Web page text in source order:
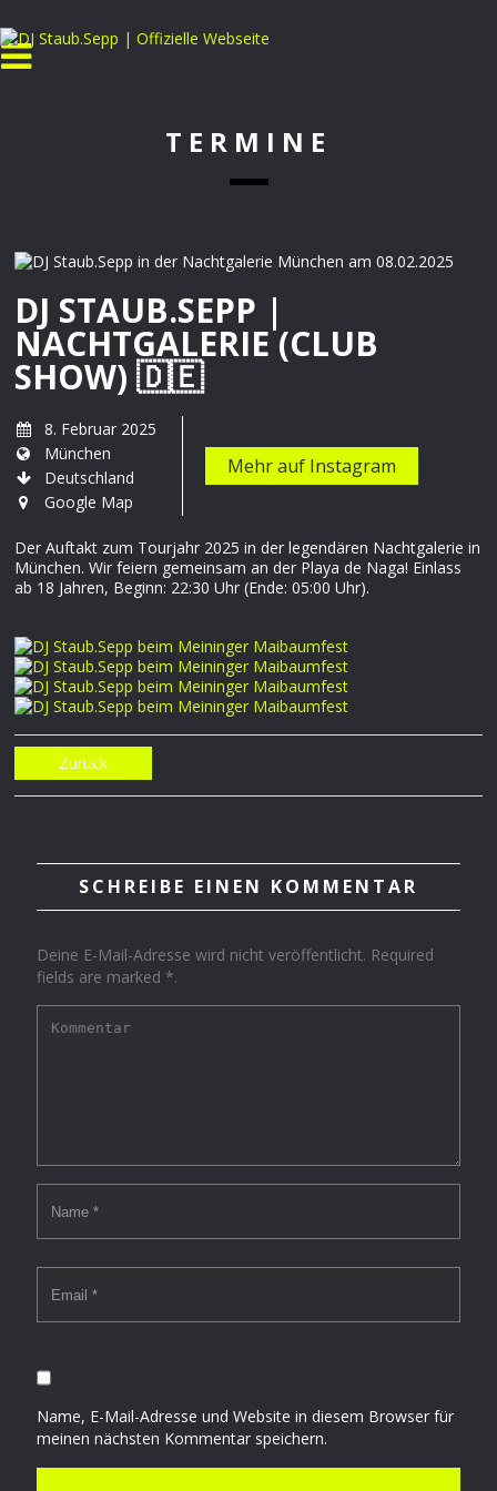
TERMINE
DJ STAUB.SEPP |
NACHTGALERIE (CLUB
SHOW) 🇩🇪
8. Februar 2025
München
Deutschland
Google Map
Mehr auf Instagram
Der Auftakt zum Tourjahr 2025 in der legendären Nachtgalerie in
München. Wir feiern gemeinsam an der Playa de Naga! Einlass
ab 18 Jahren, Beginn: 22:30 Uhr (Ende: 05:00 Uhr).
Zurück
SCHREIBE EINEN KOMMENTAR
Deine E-Mail-Adresse wird nicht veröffentlicht. Required
fields are marked *.
Name, E-Mail-Adresse und Website in diesem Browser für
meinen nächsten Kommentar speichern.